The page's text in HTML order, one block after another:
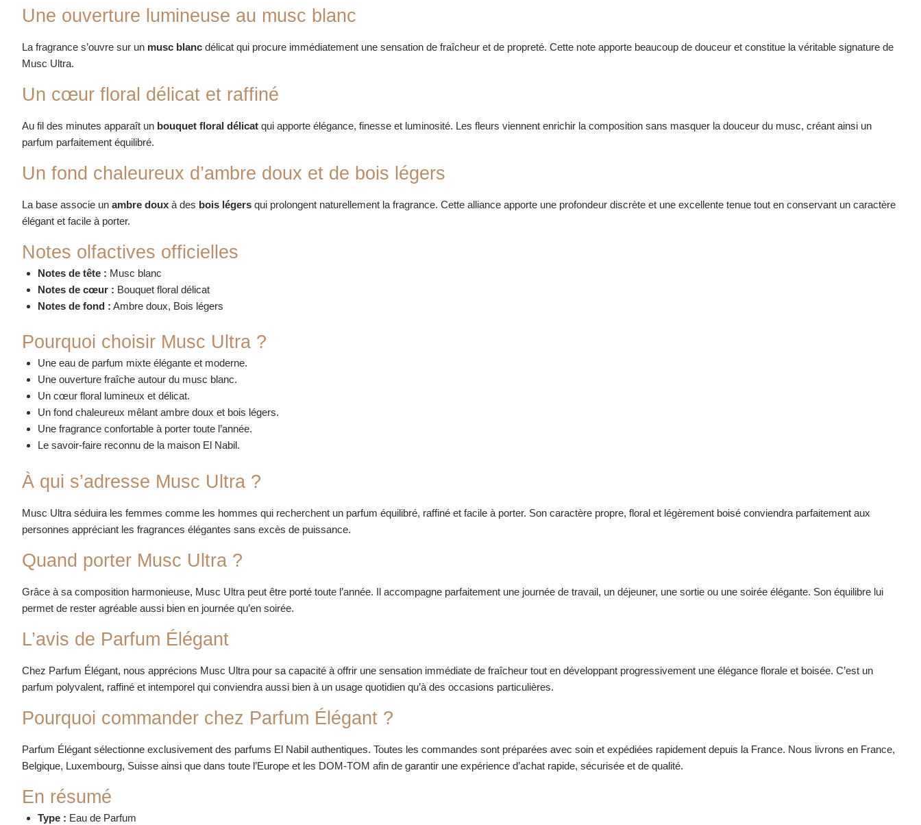
Une ouverture lumineuse au musc blanc
La fragrance s’ouvre sur un musc blanc délicat qui procure immédiatement une sensation de fraîcheur et de propreté. Cette note apporte beaucoup de douceur et constitue la véritable signature de
Musc Ultra.
Un cœur floral délicat et raffiné
Au fil des minutes apparaît un bouquet floral délicat qui apporte élégance, finesse et luminosité. Les fleurs viennent enrichir la composition sans masquer la douceur du musc, créant ainsi un
parfum parfaitement équilibré.
Un fond chaleureux d’ambre doux et de bois légers
La base associe un ambre doux à des bois légers qui prolongent naturellement la fragrance. Cette alliance apporte une profondeur discrète et une excellente tenue tout en conservant un caractère
élégant et facile à porter.
Notes olfactives officielles
Notes de tête : Musc blanc
Notes de cœur : Bouquet floral délicat
Notes de fond : Ambre doux, Bois légers
Pourquoi choisir Musc Ultra ?
Une eau de parfum mixte élégante et moderne.
Une ouverture fraîche autour du musc blanc.
Un cœur floral lumineux et délicat.
Un fond chaleureux mêlant ambre doux et bois légers.
Une fragrance confortable à porter toute l’année.
Le savoir-faire reconnu de la maison El Nabil.
À qui s’adresse Musc Ultra ?
Musc Ultra séduira les femmes comme les hommes qui recherchent un parfum équilibré, raffiné et facile à porter. Son caractère propre, floral et légèrement boisé conviendra parfaitement aux
personnes appréciant les fragrances élégantes sans excès de puissance.
Quand porter Musc Ultra ?
Grâce à sa composition harmonieuse, Musc Ultra peut être porté toute l’année. Il accompagne parfaitement une journée de travail, un déjeuner, une sortie ou une soirée élégante. Son équilibre lui
permet de rester agréable aussi bien en journée qu’en soirée.
L’avis de Parfum Élégant
Chez Parfum Élégant, nous apprécions Musc Ultra pour sa capacité à offrir une sensation immédiate de fraîcheur tout en développant progressivement une élégance florale et boisée. C’est un
parfum polyvalent, raffiné et intemporel qui conviendra aussi bien à un usage quotidien qu’à des occasions particulières.
Pourquoi commander chez Parfum Élégant ?
Parfum Élégant sélectionne exclusivement des parfums El Nabil authentiques. Toutes les commandes sont préparées avec soin et expédiées rapidement depuis la France. Nous livrons en France,
Belgique, Luxembourg, Suisse ainsi que dans toute l’Europe et les DOM-TOM afin de garantir une expérience d’achat rapide, sécurisée et de qualité.
En résumé
Type : Eau de Parfum